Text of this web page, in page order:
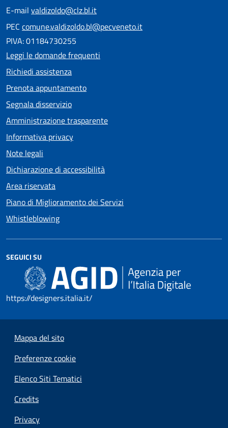
E-mail valdizoldo@clz.bl.it
PEC comune.valdizoldo.bl@pecveneto.it
PIVA: 01184730255
Leggi le domande frequenti
Richiedi assistenza
Prenota appuntamento
Segnala disservizio
Amministrazione trasparente
Informativa privacy
Note legali
Dichiarazione di accessibilità
Area riservata
Piano di Miglioramento dei Servizi
Whistleblowing
SEGUICI SU
https://designers.italia.it/
Mappa del sito
Preferenze cookie
Elenco Siti Tematici
Credits
Privacy